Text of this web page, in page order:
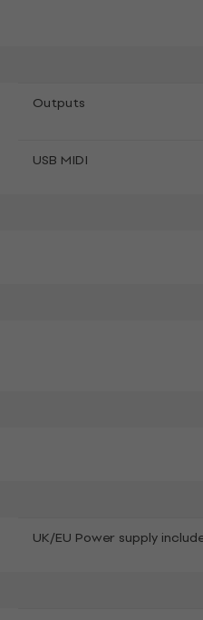
Outputs
USB MIDI
UK/EU Power supply